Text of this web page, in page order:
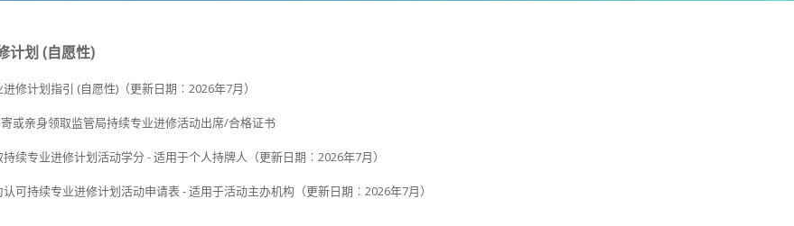
计划 (自愿性)
修计划指引 (自愿性)（更新日期︰2026年7月）
或亲身领取监管局持续专业进修活动出席/合格证书
续专业进修计划活动学分 - 适用于个人持牌人（更新日期︰2026年7月）
可持续专业进修计划活动申请表 - 适用于活动主办机构（更新日期︰2026年7月）